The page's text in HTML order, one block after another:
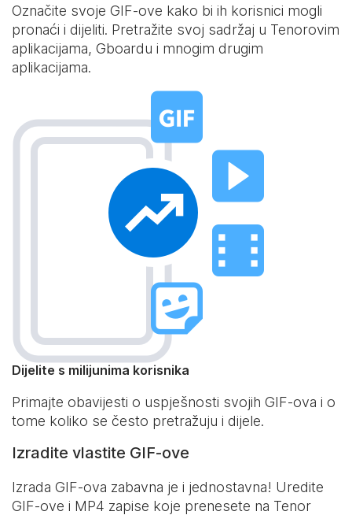
Označite svoje GIF-ove kako bi ih korisnici mogli
pronaći i dijeliti. Pretražite svoj sadržaj u Tenorovim
aplikacijama, Gboardu i mnogim drugim
aplikacijama.
Dijelite s milijunima korisnika
Primajte obavijesti o uspješnosti svojih GIF-ova i o
tome koliko se često pretražuju i dijele.
Izradite vlastite GIF-ove
Izrada GIF-ova zabavna je i jednostavna! Uredite
GIF-ove i MP4 zapise koje prenesete na Tenor